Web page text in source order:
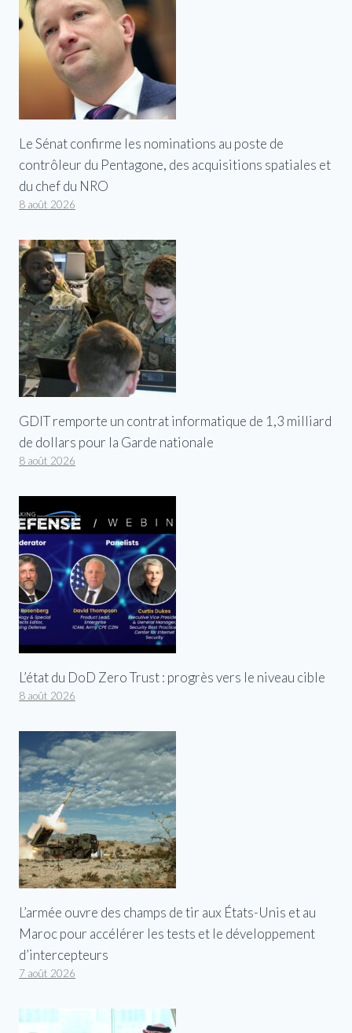
Le Sénat confirme les nominations au poste de
contrôleur du Pentagone, des acquisitions spatiales et
du chef du NRO
8 août 2026
GDIT remporte un contrat informatique de 1,3 milliard
de dollars pour la Garde nationale
8 août 2026
L’état du DoD Zero Trust : progrès vers le niveau cible
8 août 2026
L’armée ouvre des champs de tir aux États-Unis et au
Maroc pour accélérer les tests et le développement
d’intercepteurs
7 août 2026